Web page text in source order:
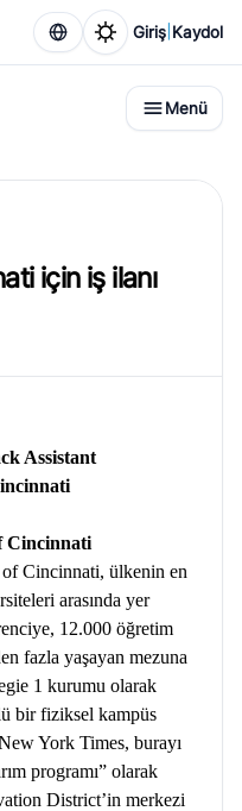
Giriş Kaydol
Menü
için iş ilanı
Assistant
Cincinnati
Cincinnati, ülkenin en
arasında yer
12.000 öğretim
fazla yaşayan mezuna
1 kurumu olarak
bir fiziksel kampüs
York Times, burayı
programı” olarak
District’in merkezi